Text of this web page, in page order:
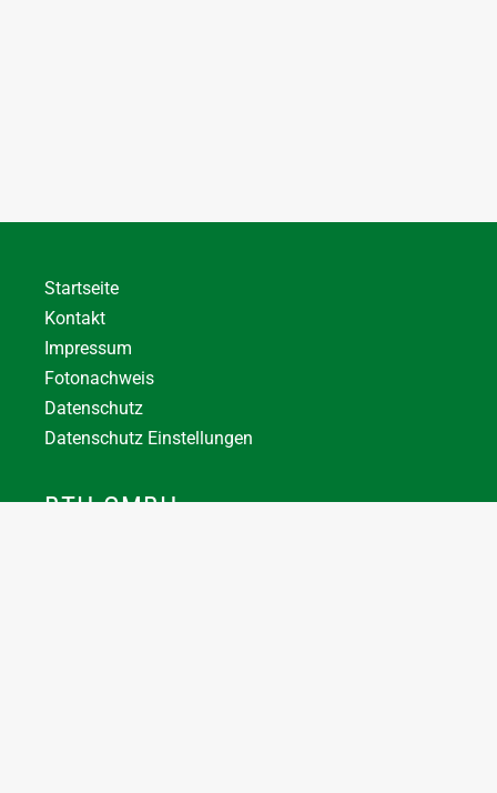
Startseite
Kontakt
Impressum
Fotonachweis
Datenschutz
Datenschutz Einstellungen
BTH GMBH